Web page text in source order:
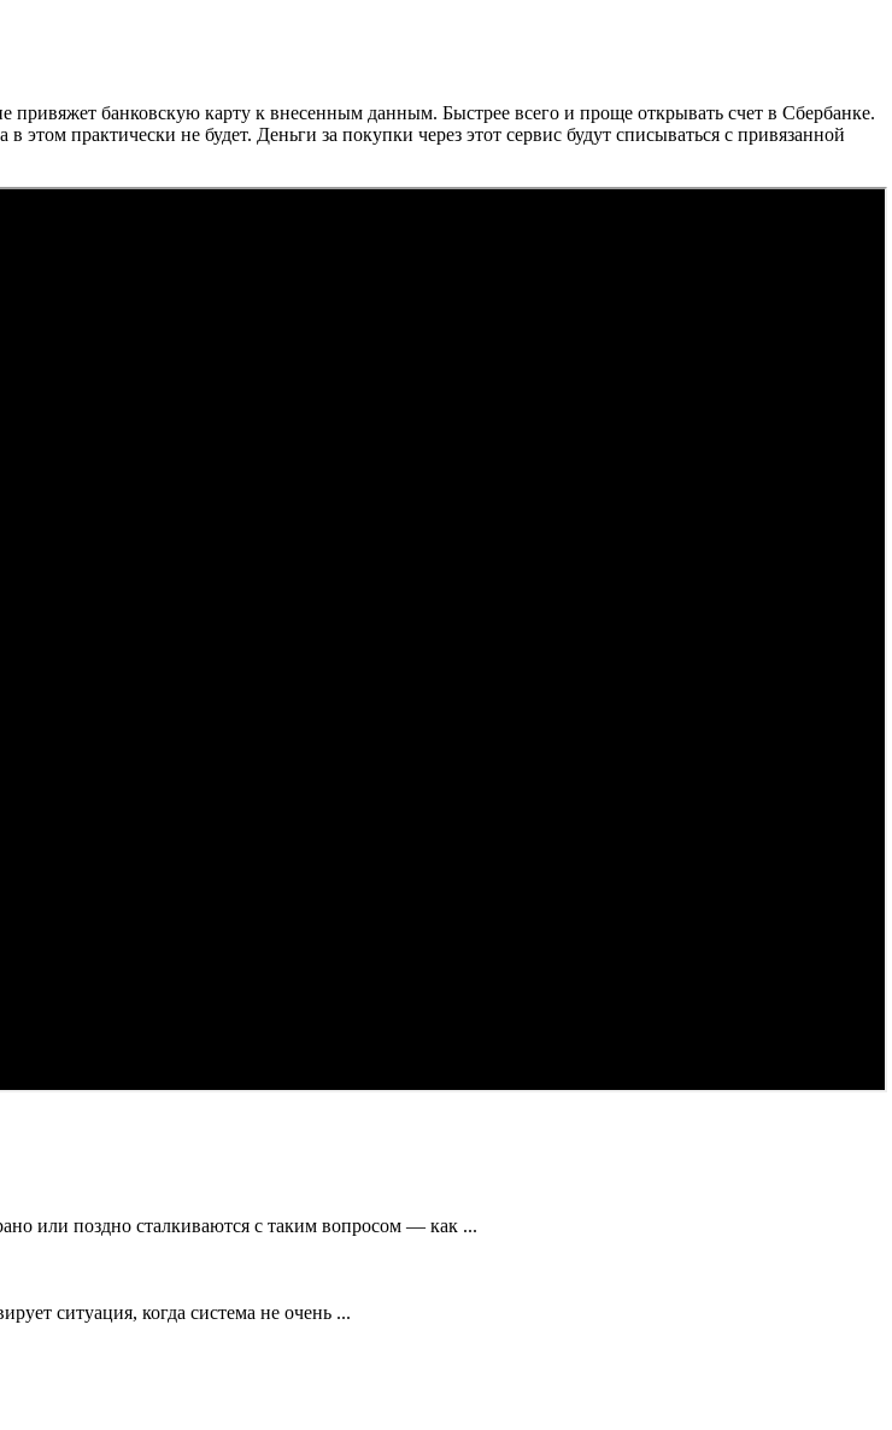
привяжет банковскую карту к внесенным данным. Быстрее всего и проще открывать счет в Сбербанке.
этом практически не будет. Деньги за покупки через этот сервис будут списываться с привязанной
или поздно сталкиваются с таким вопросом — как ...
ситуация, когда система не очень ...